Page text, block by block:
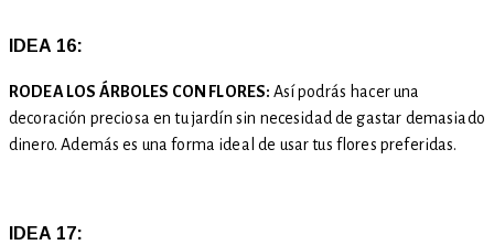
IDEA 16:
RODEA LOS ÁRBOLES CON FLORES: Así podrás hacer una
decoración preciosa en tu jardín sin necesidad de gastar demasiado
dinero. Además es una forma ideal de usar tus flores preferidas.
IDEA 17: